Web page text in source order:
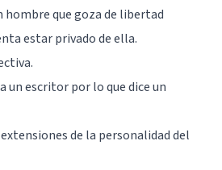
hombre que goza de libertad
estar privado de ella.
un escritor por lo que dice un
de la personalidad del